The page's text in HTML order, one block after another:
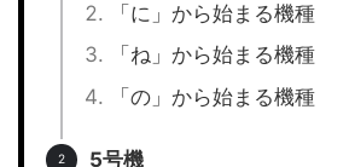
「に」から始まる機種
「ね」から始まる機種
「の」から始まる機種
5号機